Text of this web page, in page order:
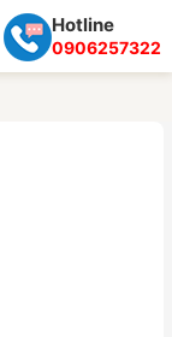
Hotline
0906257322